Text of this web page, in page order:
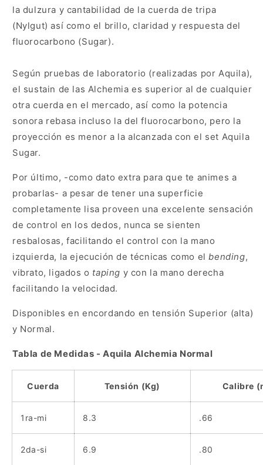
la dulzura y cantabilidad de la cuerda de tripa
(Nylgut) así como el brillo, claridad y respuesta del
fluorocarbono (Sugar).
Según pruebas de laboratorio (realizadas por Aquila),
el sustain de las Alchemia es superior al de cualquier
otra cuerda en el mercado, así como la potencia
sonora rebasa incluso la del fluorocarbono, pero la
proyección es menor a la alcanzada con el set Aquila
Sugar.
Por último, -como dato extra para que te animes a
probarlas- a pesar de tener una superficie
completamente lisa proveen una excelente sensación
de control en los dedos, nunca se sienten
resbalosas, facilitando el control con la mano
izquierda, la ejecución de técnicas como el bending,
vibrato, ligados o taping y con la mano derecha
facilitando la velocidad.
Disponibles en encordando en tensión Superior (alta)
y Normal.
Tabla de Medidas - Aquila Alchemia Normal
Cuerda Tensión (Kg) Calibre
1ra-mi 8.3 .66
2da-si 6.9 .80